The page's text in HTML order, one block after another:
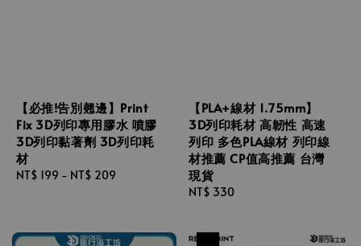
【必推!告別翹邊】Print
Fix 3D列印專用膠水 噴膠
3D列印黏著劑 3D列印耗
材
Regular
NT$ 199 - NT$ 209
【PLA+線材 1.75mm】
3D列印耗材 高韌性 高速
列印 多色PLA線材 列印線
材推薦 CP值高推薦 台灣
現貨
Regular
NT$ 330